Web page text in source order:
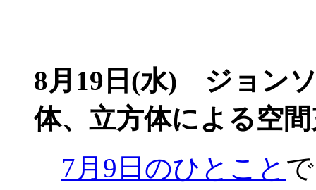
8月19日(水) ジョン
体、立方体による空
7月9日のひとこと